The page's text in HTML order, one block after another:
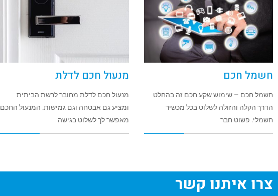
חשמל חכם
חשמל חכם – שימוש שקע חכם זה בהחלט
הדרך הקלה והזולה לשלוט בכל מכשיר
חשמלי. פשוט חבר
מנעול חכם לדלת
מנעול חכם לדלת מחובר לרשת הביתית
ומציע גם אבטחה וגם גמישות. המנעול החכם
מאפשר לך לשלוט בגישה
צרו איתנו קשר